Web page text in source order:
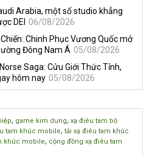
Arabia, một số studio khẳng
DEI
06/08/2026
Chinh Phục Vương Quốc mở
Đông Nam Á 05/08/2026
Saga: Cửu Giới Thức Tỉnh,
hôm nay 05/08/2026
, game kim dung, xạ điêu tam bộ
tam khúc mobile, tải xạ điêu tam khúc
khúc mobile, cộng đồng xạ điêu tam